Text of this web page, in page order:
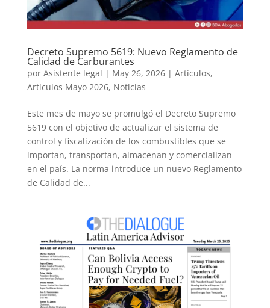
Decreto Supremo 5619: Nuevo Reglamento de
Calidad de Carburantes
por Asistente legal | May 26, 2026| Artículos,
Artículos Mayo 2026, Noticias
Este mes de mayo se promulgó el Decreto Supremo
5619 con el objetivo de actualizar el sistema de
control y fiscalización de los combustibles que se
importan, transportan, almacenan y comercializan
en el país. La norma introduce un nuevo Reglamento
de Calidad de...